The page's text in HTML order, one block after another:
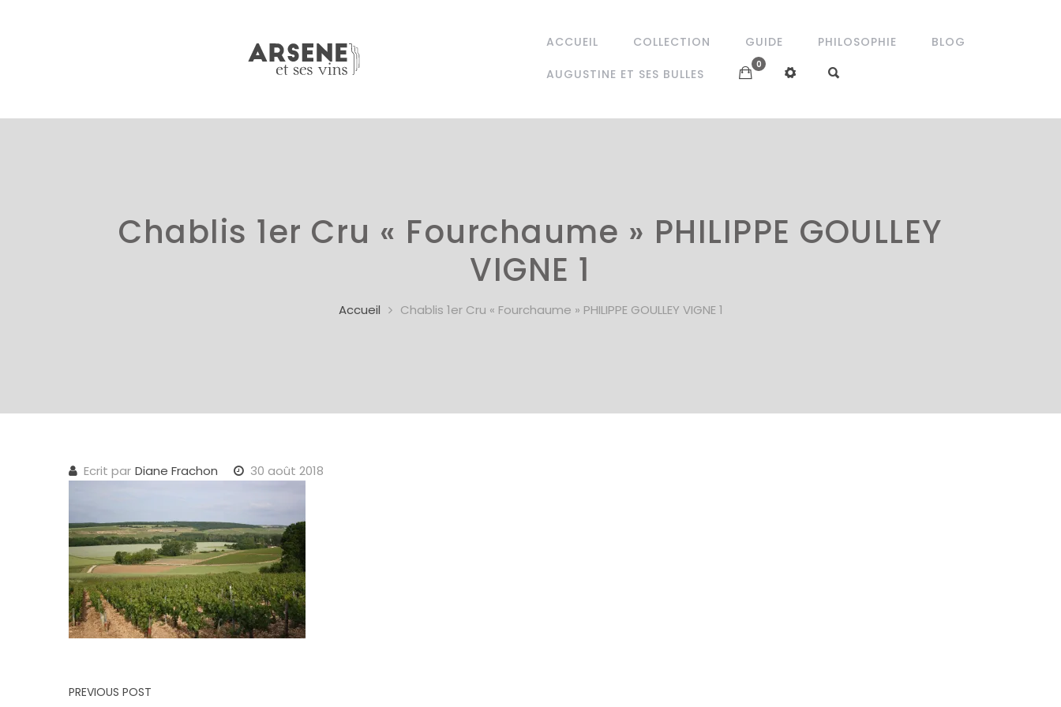
ACCUEIL COLLECTION GUIDE PHILOSOPHIE BLOG
AUGUSTINE ET SES BULLES
0
Chablis 1er Cru « Fourchaume » PHILIPPE GOULLEY
VIGNE 1
Accueil Chablis 1er Cru « Fourchaume » PHILIPPE GOULLEY VIGNE 1
Ecrit par Diane Frachon 30 août 2018
Navigation de l’article
PREVIOUS POST